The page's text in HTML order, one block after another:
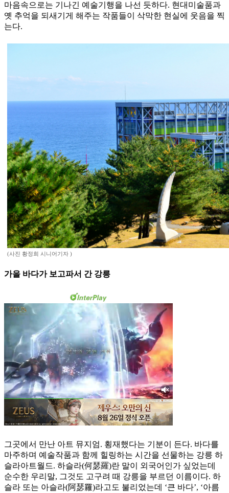
마음속으로는 기나긴 예술기행을 나선 듯하다. 현대미술품과
옛 추억을 되새기게 해주는 작품들이 삭막한 현실에 웃음을 찍
는다.
(사진 황정희 시니어기자 )
가을 바다가 보고파서 간 강릉
그곳에서 만난 아트 뮤지엄. 횡재했다는 기분이 든다. 바다를
마주하며 예술작품과 함께 힐링하는 시간을 선물하는 강릉 하
슬라아트월드. 하슬라(何瑟羅)란 말이 외국어인가 싶었는데
순수한 우리말, 그것도 고구려 때 강릉을 부르던 이름이다. 하
슬라 또는 아슬라(阿瑟羅)라고도 불리었는데 ‘큰 바다’, ‘아름